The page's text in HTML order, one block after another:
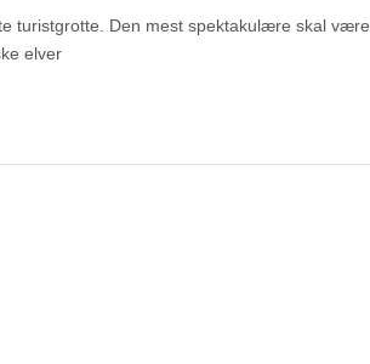
turistgrotte. Den mest spektakulære skal være
elver